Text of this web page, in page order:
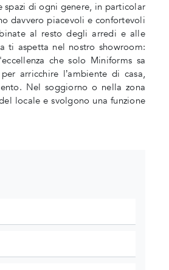
spazi di ogni genere, in particolar
davvero piacevoli e confortevoli
al resto degli arredi e alle
ti aspetta nel nostro showroom:
che solo Miniforms sa
arricchire l’ambiente di casa,
Nel soggiorno o nella zona
locale e svolgono una funzione